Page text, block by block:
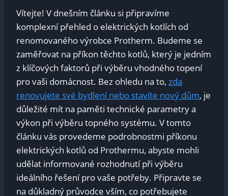
Vítejte! V dnešním článku si připravíme
komplexní přehled o elektrických kotlích od
renomovaného výrobce Protherm. Budeme se
zaměřovat na příkon těchto kotlů, který je jedním
z klíčových faktorů při výběru vhodného topení
pro vaši domácnost. Bez ohledu na to, zda
renovujete své bydlení nebo stavíte nový dům, je
důležité mít na paměti technické parametry a
výkon při výběru topného systému. V tomto
článku vás provedeme podrobnostmi příkonu
elektrických kotlů od Prothermu, abyste mohli
udělat informované rozhodnutí při výběru
ideálního řešení pro vaše potřeby. Připravte se
na důkladný průvodce vším, co potřebujete